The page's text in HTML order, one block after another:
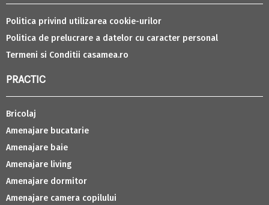
Politica privind utilizarea cookie-urilor
Politica de prelucrare a datelor cu caracter personal
Termeni si Conditii casamea.ro
PRACTIC
Bricolaj
Amenajare bucatarie
Amenajare baie
Amenajare living
Amenajare dormitor
Amenajare camera copilului